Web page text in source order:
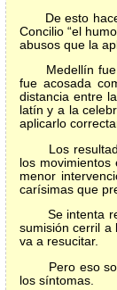
De esto hace
Concilio “el
abusos que la
Medellín fue
fue acosada
distancia entre
latín y a la
aplicarlo
Los resultados
los
menor
carísimas que
Se intenta
sumisión cerril a
va a resucitar.
Pero eso son
los síntomas.